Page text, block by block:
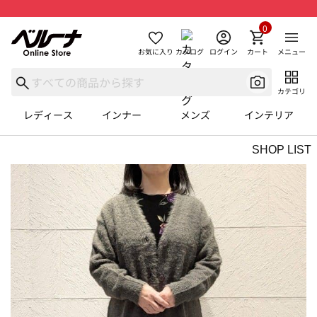
お気に入り カタログ ログイン カート
0
メニュー
カテゴリ
レディース インナー メンズ インテリア
SHOP LIST